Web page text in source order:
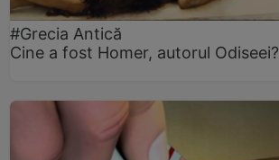
#Grecia Antică
Cine a fost Homer, autorul Odiseei?